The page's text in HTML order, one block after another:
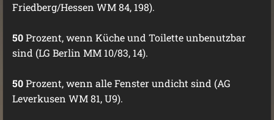
Friedberg/Hessen WM 84, 198).
50Prozent, wenn Küche und Toilette unbenutzbar
sind (LG Berlin MM 10/83, 14).
50Prozent, wenn alle Fenster undicht sind (AG
Leverkusen WM 81, U9).